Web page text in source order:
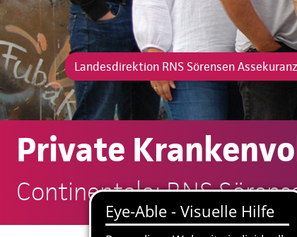
Landesdirektion RNS Sörensen
Private
Continentale: RNS